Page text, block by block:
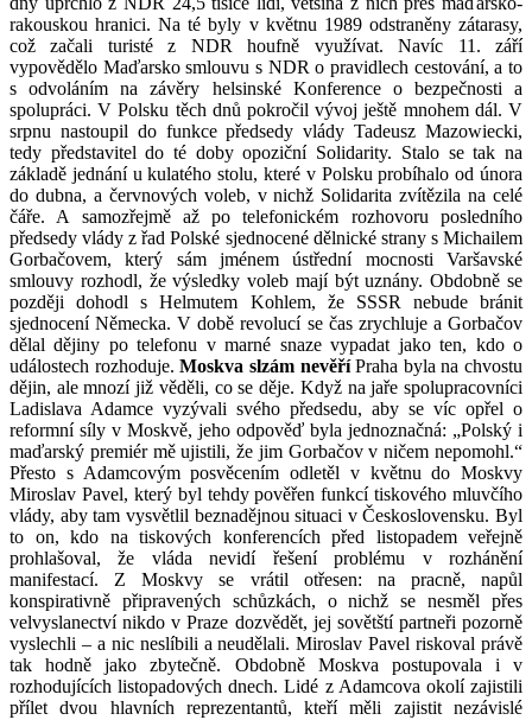
rakouskou hranici. Na té byly v květnu 1989 odstraněny zátarasy,
což začali turisté z NDR houfně využívat. Navíc 11. září
vypovědělo Maďarsko smlouvu s NDR o pravidlech cestování, a to
s odvoláním na závěry helsinské Konference o bezpečnosti a
spolupráci. V Polsku těch dnů pokročil vývoj ještě mnohem dál. V
srpnu nastoupil do funkce předsedy vlády Tadeusz Mazowiecki,
tedy představitel do té doby opoziční Solidarity. Stalo se tak na
základě jednání u kulatého stolu, které v Polsku probíhalo od února
do dubna, a červnových voleb, v nichž Solidarita zvítězila na celé
čáře. A samozřejmě až po telefonickém rozhovoru posledního
předsedy vlády z řad Polské sjednocené dělnické strany s Michailem
Gorbačovem, který sám jménem ústřední mocnosti Varšavské
smlouvy rozhodl, že výsledky voleb mají být uznány. Obdobně se
později dohodl s Helmutem Kohlem, že SSSR nebude bránit
sjednocení Německa. V době revolucí se čas zrychluje a Gorbačov
dělal dějiny po telefonu v marné snaze vypadat jako ten, kdo o
událostech rozhoduje.Moskva slzám nevěříPraha byla na chvostu
dějin, ale mnozí již věděli, co se děje. Když na jaře spolupracovníci
Ladislava Adamce vyzývali svého předsedu, aby se víc opřel o
reformní síly v Moskvě, jeho odpověď byla jednoznačná: „Polský i
maďarský premiér mě ujistili, že jim Gorbačov v ničem nepomohl.“
Přesto s Adamcovým posvěcením odletěl v květnu do Moskvy
Miroslav Pavel, který byl tehdy pověřen funkcí tiskového mluvčího
vlády, aby tam vysvětlil beznadějnou situaci v Československu. Byl
to on, kdo na tiskových konferencích před listopadem veřejně
prohlašoval, že vláda nevidí řešení problému v rozhánění
manifestací. Z Moskvy se vrátil otřesen: na pracně, napůl
konspirativně připravených schůzkách, o nichž se nesměl přes
velvyslanectví nikdo v Praze dozvědět, jej sovětští partneři pozorně
vyslechli – a nic neslíbili a neudělali. Miroslav Pavel riskoval právě
tak hodně jako zbytečně. Obdobně Moskva postupovala i v
rozhodujících listopadových dnech. Lidé z Adamcova okolí zajistili
přílet dvou hlavních reprezentantů, kteří měli zajistit nezávislé